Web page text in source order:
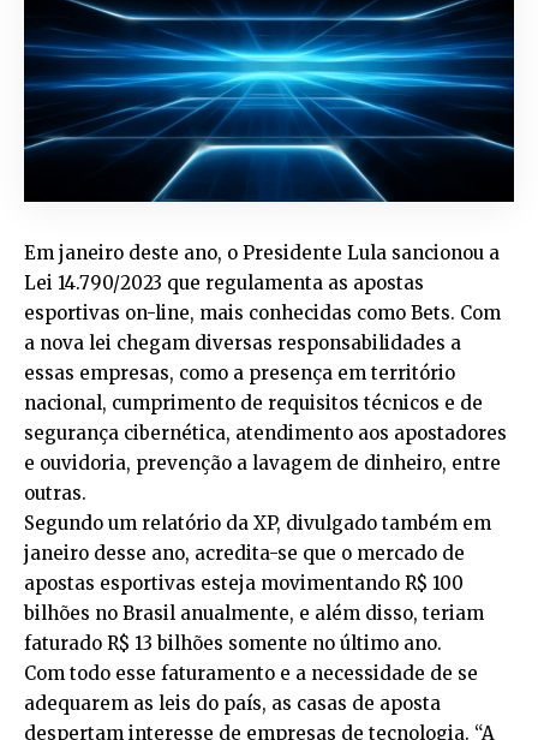
Em janeiro deste ano, o Presidente Lula sancionou a
Lei 14.790/2023 que regulamenta as apostas
esportivas on-line, mais conhecidas como Bets. Com
a nova lei chegam diversas responsabilidades a
essas empresas, como a presença em território
nacional, cumprimento de requisitos técnicos e de
segurança cibernética, atendimento aos apostadores
e ouvidoria, prevenção a lavagem de dinheiro, entre
outras.
Segundo um relatório da XP, divulgado também em
janeiro desse ano, acredita-se que o mercado de
apostas esportivas esteja movimentando R$ 100
bilhões no Brasil anualmente, e além disso, teriam
faturado R$ 13 bilhões somente no último ano.
Com todo esse faturamento e a necessidade de se
adequarem as leis do país, as casas de aposta
despertam interesse de empresas de tecnologia. “A